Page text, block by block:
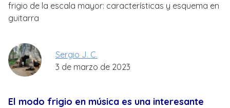
frigio de la escala mayor: características y esquema en
guitarra
Sergio J. C.
3 de marzo de 2023
El modo frigio en música es una interesante